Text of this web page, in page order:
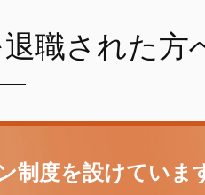
職された方
制度を設けていま